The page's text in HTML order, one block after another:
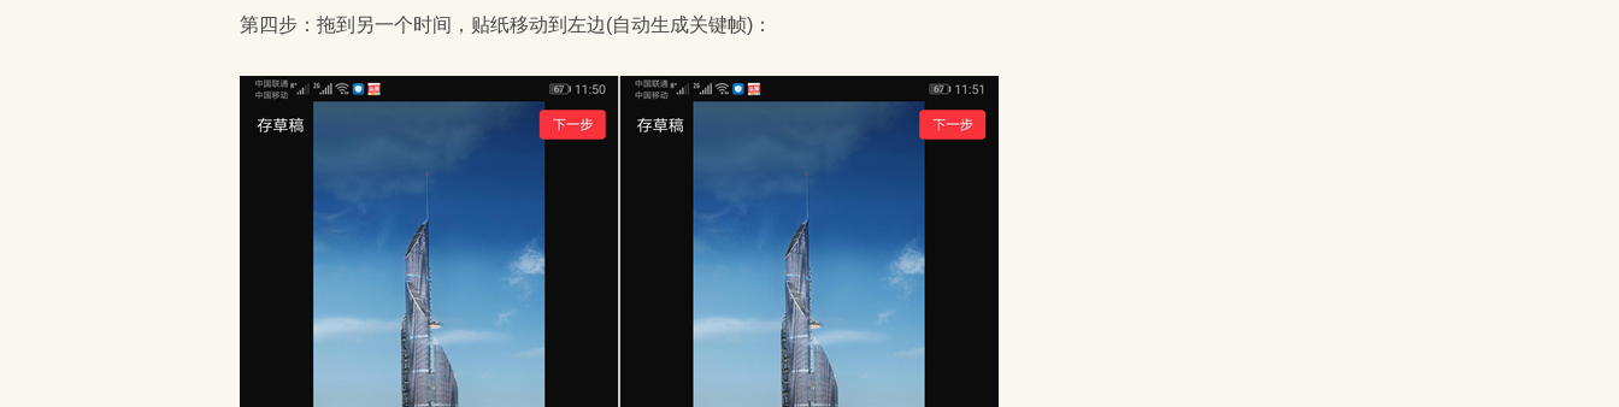
第四步：拖到另一个时间，贴纸移动到左边(自动生成关键帧)：